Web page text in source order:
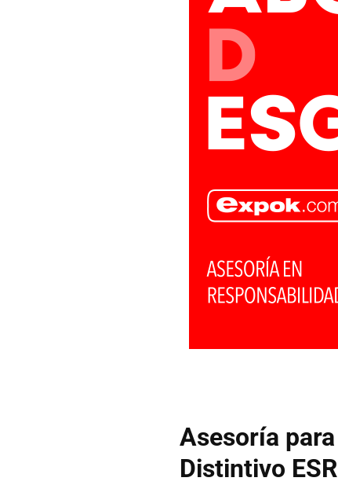
Asesoría para
Distintivo ESR